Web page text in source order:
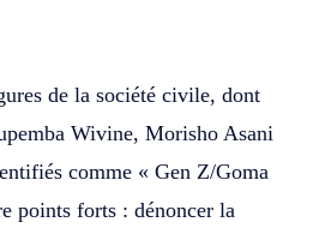
de la société civile, dont
Wivine, Morisho Asani
comme « Gen Z/Goma
points forts : dénoncer la